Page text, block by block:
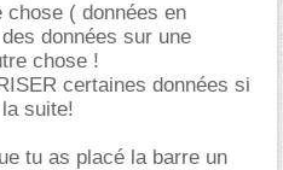
chose ( données en
données sur une
chose !
certaines données si
suite!
tu as placé la barre un